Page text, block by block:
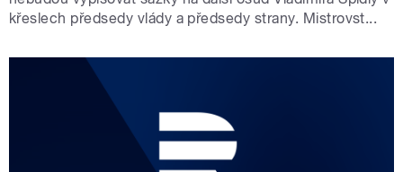
křeslech předsedy vlády a předsedy strany. Mistrovst...